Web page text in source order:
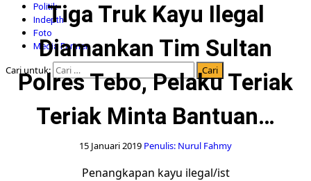
Politik
Indepth
Foto
Media Partner
Cari untuk:
Tiga Truk Kayu Ilegal
Diamankan Tim Sultan
Polres Tebo, Pelaku Teriak
Teriak Minta Bantuan…
15 Januari 2019 Penulis: Nurul Fahmy
Penangkapan kayu ilegal/ist